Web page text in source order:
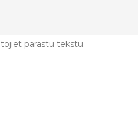
parastu tekstu.